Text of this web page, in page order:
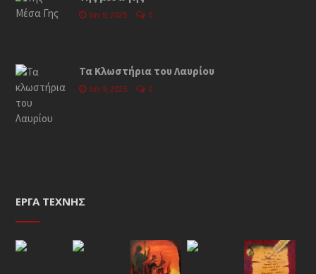
Ιαν 9, 2025 0
Τα Κλωστήρια του Λαυρίου
Ιαν 9, 2025 0
ΈΡΓΑ ΤΈΧΝΗΣ